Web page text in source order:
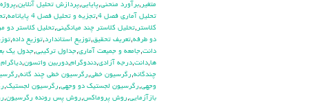
متغير ,برآورد منحني,پايايي,پردازش تحليل آنلاين,
تحليل آماري فصل 4 ,تجزيه و تحليل فصل 4 پايانامه ,
كلاستر ,تحليل كلاستر چند ميانگيني,تحليل كلاستر دو
دو طرفه,تعريف تحقيق,توزيع استاندارد,توزيع داده,
دانت,جامعه و جميعت آماري,جداول تركيبي,جدول يك
ها,دانت,درجه آزادي,دندوگرام,دوربين واتسون,
چندگانه,رگرسيون خطي,رگرسيون خطي چند گانه,
وجهي,رگرسيون لجستيك دو وجهي,رگرسيون لجستيک,
بازآزمايي,روش پروماكس,روش پس رونده رگرسيون,